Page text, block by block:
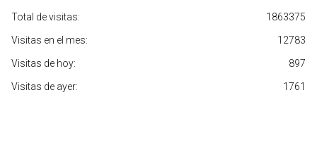
1863375
Total de visitas:
12783
Visitas en el mes:
897
Visitas de hoy:
1761
Visitas de ayer: